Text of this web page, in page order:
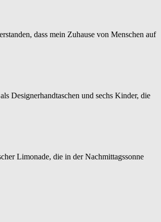
dass mein Zuhause von Menschen auf
Designerhandtaschen und sechs Kinder, die
Limonade, die in der Nachmittagssonne